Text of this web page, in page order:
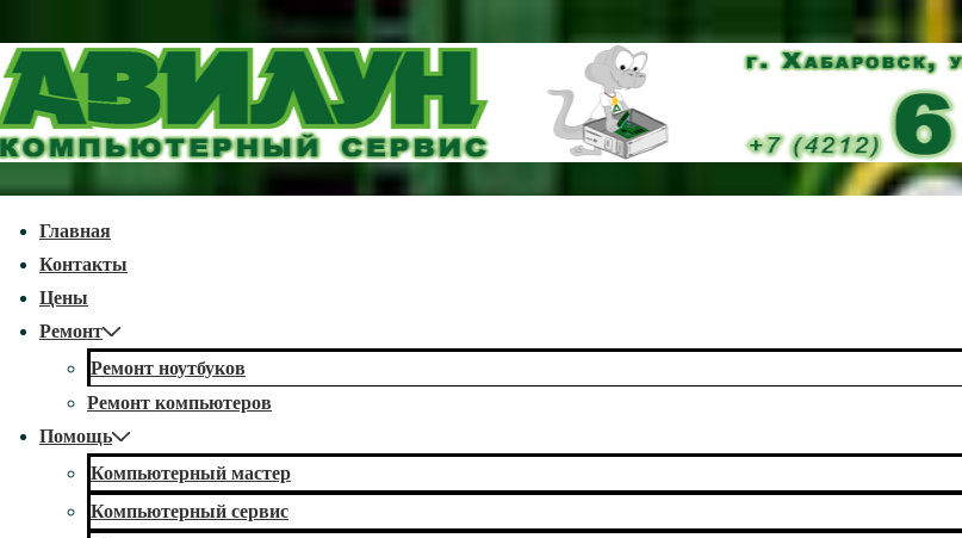
Перейти
к
основному
содержимому
Главная
Контакты
Цены
Ремонт
Ремонт ноутбуков
Ремонт компьютеров
Помощь
Компьютерный мастер
Компьютерный сервис